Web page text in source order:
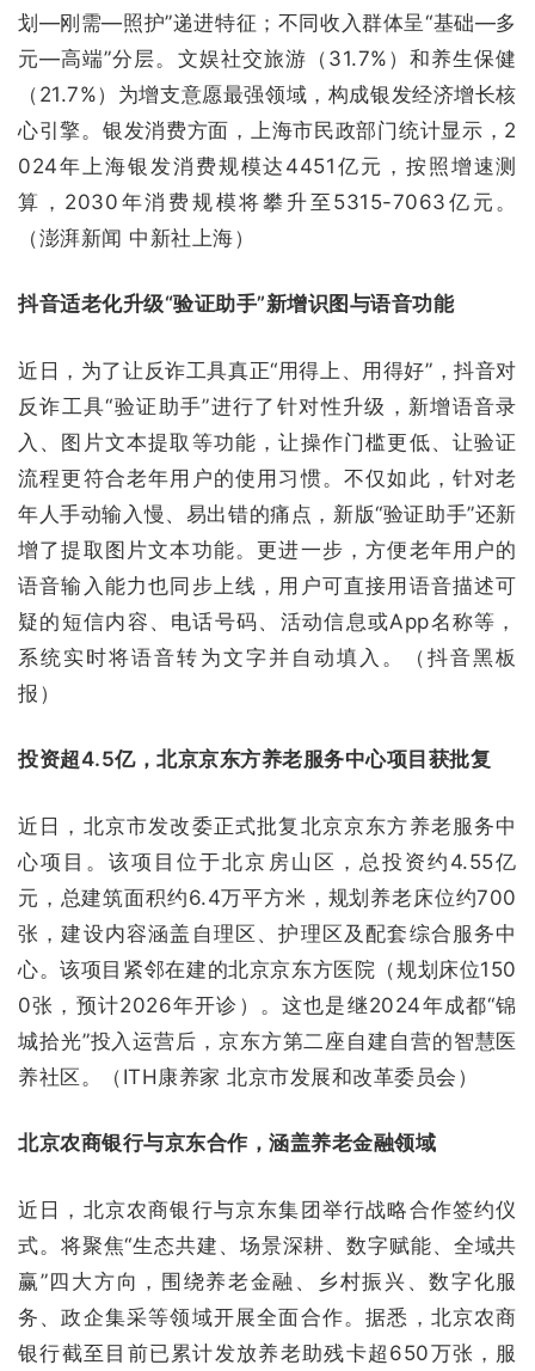
划—刚需—照护”递进特征；不同收入群体呈“基础—多
元—高端”分层。文娱社交旅游（31.7%）和养生保健
（21.7%）为增支意愿最强领域，构成银发经济增长核
心引擎。银发消费方面，上海市民政部门统计显示，2
024年上海银发消费规模达4451亿元，按照增速测
算，2030年消费规模将攀升至5315-7063亿元。
（澎湃新闻 中新社上海）
抖音适老化升级“验证助手”新增识图与语音功能
近日，为了让反诈工具真正“用得上、用得好”，抖音对
反诈工具“验证助手”进行了针对性升级，新增语音录
入、图片文本提取等功能，让操作门槛更低、让验证
流程更符合老年用户的使用习惯。不仅如此，针对老
年人手动输入慢、易出错的痛点，新版“验证助手”还新
增了提取图片文本功能。更进一步，方便老年用户的
语音输入能力也同步上线，用户可直接用语音描述可
疑的短信内容、电话号码、活动信息或App名称等，
系统实时将语音转为文字并自动填入。（抖音黑板
报）
投资超4.5亿，北京京东方养老服务中心项目获批复
近日，北京市发改委正式批复北京京东方养老服务中
心项目。该项目位于北京房山区，总投资约4.55亿
元，总建筑面积约6.4万平方米，规划养老床位约700
张，建设内容涵盖自理区、护理区及配套综合服务中
心。该项目紧邻在建的北京京东方医院（规划床位150
0张，预计2026年开诊）。这也是继2024年成都“锦
城拾光”投入运营后，京东方第二座自建自营的智慧医
养社区。（ITH康养家 北京市发展和改革委员会）
北京农商银行与京东合作，涵盖养老金融领域
近日，北京农商银行与京东集团举行战略合作签约仪
式。将聚焦“生态共建、场景深耕、数字赋能、全域共
赢”四大方向，围绕养老金融、乡村振兴、数字化服
务、政企集采等领域开展全面合作。据悉，北京农商
银行截至目前已累计发放养老助残卡超650万张，服